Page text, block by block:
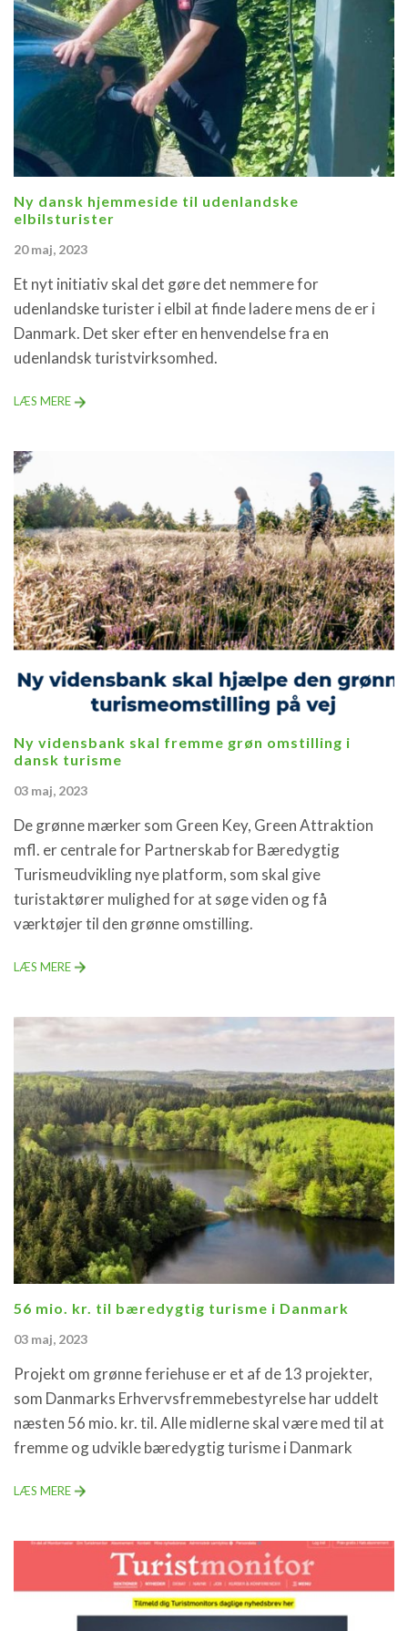
Ny dansk hjemmeside til udenlandske
elbilsturister
20 maj, 2023
Et nyt initiativ skal det gøre det nemmere for
udenlandske turister i elbil at finde ladere mens de er i
Danmark. Det sker efter en henvendelse fra en
udenlandsk turistvirksomhed.
LÆS MERE
Ny vidensbank skal fremme grøn omstilling i
dansk turisme
03 maj, 2023
De grønne mærker som Green Key, Green Attraktion
mfl. er centrale for Partnerskab for Bæredygtig
Turismeudvikling nye platform, som skal give
turistaktører mulighed for at søge viden og få
værktøjer til den grønne omstilling.
LÆS MERE
56 mio. kr. til bæredygtig turisme i Danmark
03 maj, 2023
Projekt om grønne feriehuse er et af de 13 projekter,
som Danmarks Erhvervsfremmebestyrelse har uddelt
næsten 56 mio. kr. til. Alle midlerne skal være med til at
fremme og udvikle bæredygtig turisme i Danmark
LÆS MERE